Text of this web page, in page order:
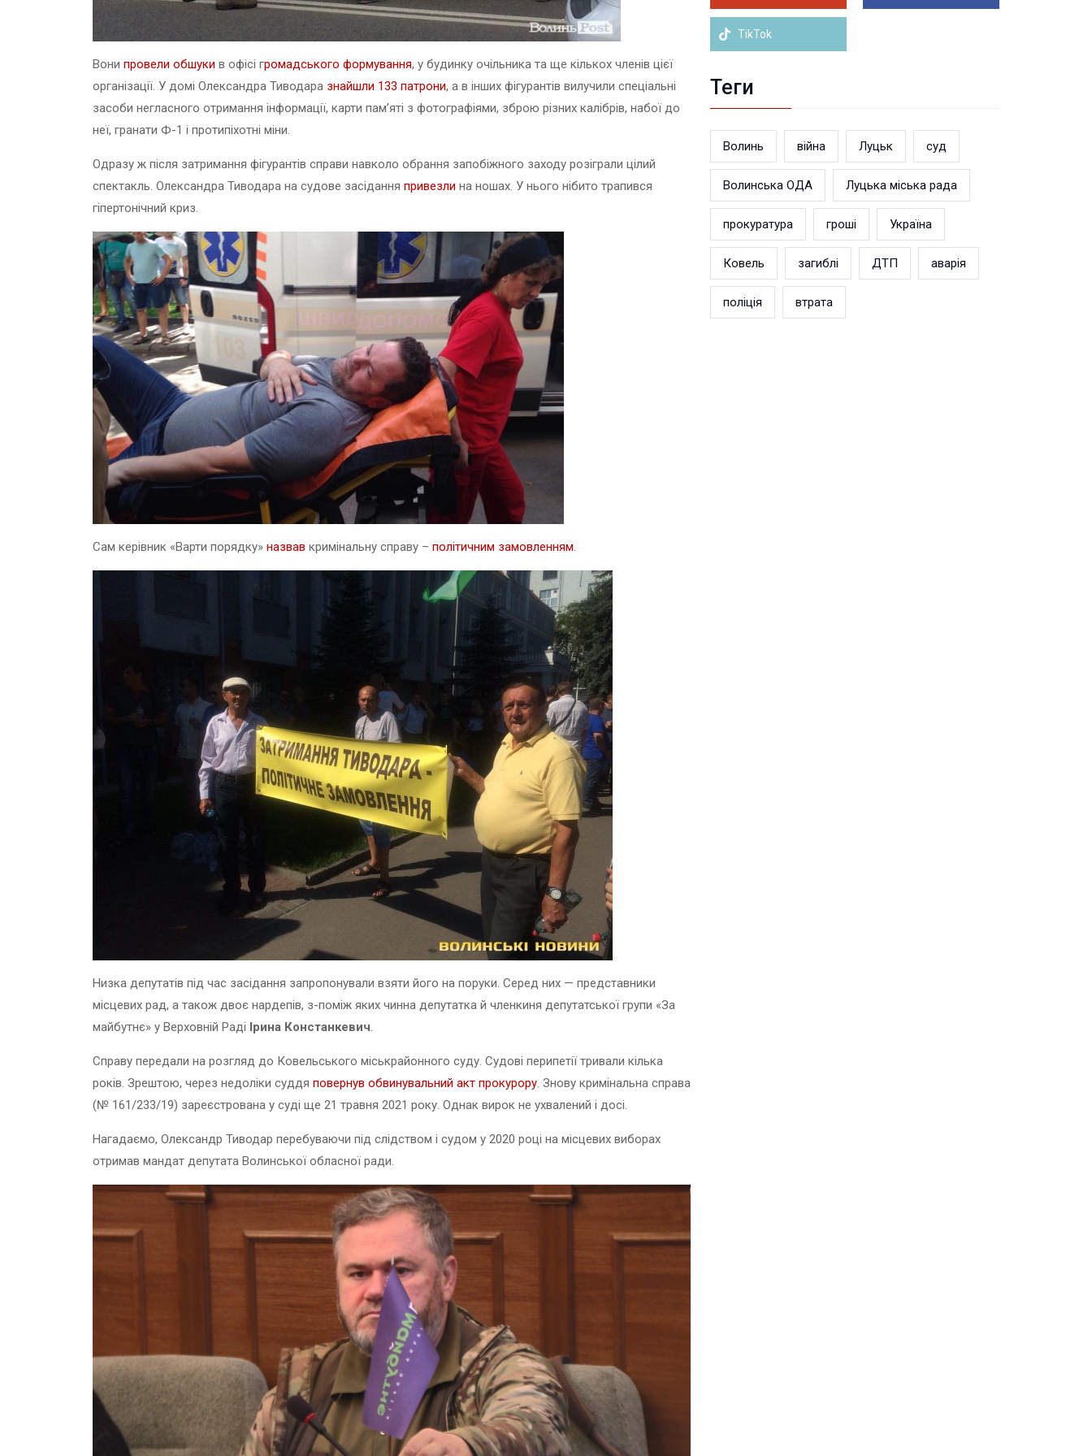
Вони провели обшуки в офісі громадського формування, у будинку очільника та ще кількох членів цієї
організації. У домі Олександра Тиводара знайшли 133 патрони, а в інших фігурантів вилучили спеціальні
засоби негласного отримання інформації, карти пам’яті з фотографіями, зброю різних калібрів, набої до
неї, гранати Ф-1 і протипіхотні міни.
Одразу ж після затримання фігурантів справи навколо обрання запобіжного заходу розіграли цілий
спектакль. Олександра Тиводара на судове засідання привезли на ношах. У нього нібито трапився
гіпертонічний криз.
Сам керівник «Варти порядку» назвав кримінальну справу – політичним замовленням.
Низка депутатів під час засідання запропонували взяти його на поруки. Серед них — представники
місцевих рад, а також двоє нардепів, з-поміж яких чинна депутатка й членкиня депутатської групи «За
майбутнє» у Верховній Раді Ірина Констанкевич.
Справу передали на розгляд до Ковельського міськрайонного суду. Судові перипетії тривали кілька
років. Зрештою, через недоліки суддя повернув обвинувальний акт прокурору. Знову кримінальна справа
(№ 161/233/19) зареєстрована у суді ще 21 травня 2021 року. Однак вирок не ухвалений і досі.
Нагадаємо, Олександр Тиводар перебуваючи під слідством і судом у 2020 році на місцевих виборах
отримав мандат депутата Волинської обласної ради.
Більше новин
TikTok
Теги
Волинь війна Луцьк суд
Волинська ОДА Луцька міська рада
прокуратура гроші Україна
Ковель загиблі ДТП аварія
поліція втрата